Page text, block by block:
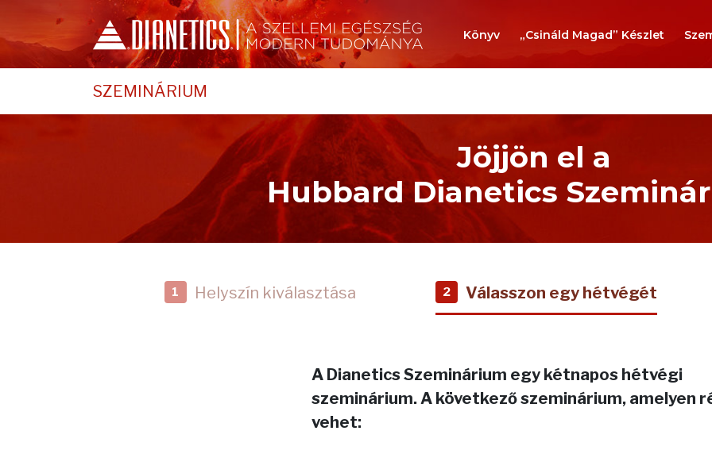
Könyv „Csináld Magad” Készlet
SZEMINÁRIUM
Jöjjön el a
Hubbard Dianetics
1 Helyszín kiválasztása 2 Válasszon egy hétvégét
A Dianetics Szeminárium egy kétnapos hétvégi
szeminárium. A következő szeminárium, amelyen
vehet: